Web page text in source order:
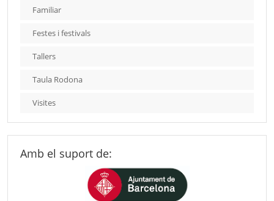
Familiar
Festes i festivals
Tallers
Taula Rodona
Visites
Amb el suport de: